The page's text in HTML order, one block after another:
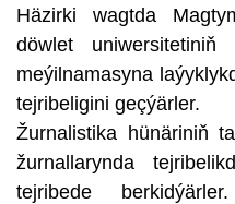
Häzirki wagtda
döwlet
meýilnamasyna
tejribeligini geçýärler.
Žurnalistika hünäriniň
žurnallarynda
tejribede